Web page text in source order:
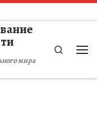
мира
Search